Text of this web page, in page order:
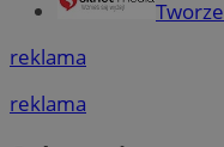
reklama
reklama